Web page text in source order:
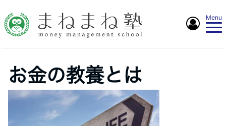
Menu
お金の教養とは